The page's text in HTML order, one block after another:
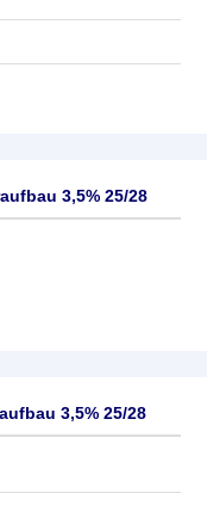
3,5% 25/28
3,5% 25/28